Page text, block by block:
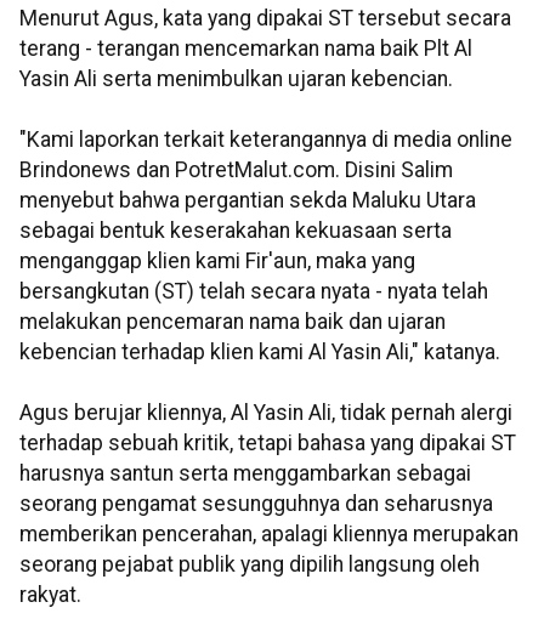
Menurut Agus, kata yang dipakai ST tersebut secara
terang - terangan mencemarkan nama baik Plt Al
Yasin Ali serta menimbulkan ujaran kebencian.
"Kami laporkan terkait keterangannya di media online
Brindonews dan PotretMalut.com. Disini Salim
menyebut bahwa pergantian sekda Maluku Utara
sebagai bentuk keserakahan kekuasaan serta
menganggap klien kami Fir'aun, maka yang
bersangkutan (ST) telah secara nyata - nyata telah
melakukan pencemaran nama baik dan ujaran
kebencian terhadap klien kami Al Yasin Ali," katanya.
Agus berujar kliennya, Al Yasin Ali, tidak pernah alergi
terhadap sebuah kritik, tetapi bahasa yang dipakai ST
harusnya santun serta menggambarkan sebagai
seorang pengamat sesungguhnya dan seharusnya
memberikan pencerahan, apalagi kliennya merupakan
seorang pejabat publik yang dipilih langsung oleh
rakyat.